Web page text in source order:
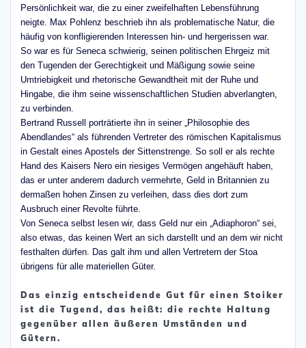
Persönlichkeit war, die zu einer zweifelhaften Lebensführung
neigte. Max Pohlenz beschrieb ihn als problematische Natur, die
häufig von konfligierenden Interessen hin- und hergerissen war.
So war es für Seneca schwierig, seinen politischen Ehrgeiz mit
den Tugenden der Gerechtigkeit und Mäßigung sowie seine
Umtriebigkeit und rhetorische Gewandtheit mit der Ruhe und
Hingabe, die ihm seine wissenschaftlichen Studien abverlangten,
zu verbinden.
Bertrand Russell porträtierte ihn in seiner „Philosophie des
Abendlandes“ als führenden Vertreter des römischen Kapitalismus
in Gestalt eines Apostels der Sittenstrenge. So soll er als rechte
Hand des Kaisers Nero ein riesiges Vermögen angehäuft haben,
das er unter anderem dadurch vermehrte, Geld in Britannien zu
dermaßen hohen Zinsen zu verleihen, dass dies dort zum
Ausbruch einer Revolte führte.
Von Seneca selbst lesen wir, dass Geld nur ein „Adiaphoron“ sei,
also etwas, das keinen Wert an sich darstellt und an dem wir nicht
festhalten dürfen. Das galt ihm und allen Vertretern der Stoa
übrigens für alle materiellen Güter.
Das einzig entscheidende Gut für einen Stoiker
ist die Tugend, das heißt: die rechte Haltung
gegenüber allen äußeren Umständen und
Gütern.